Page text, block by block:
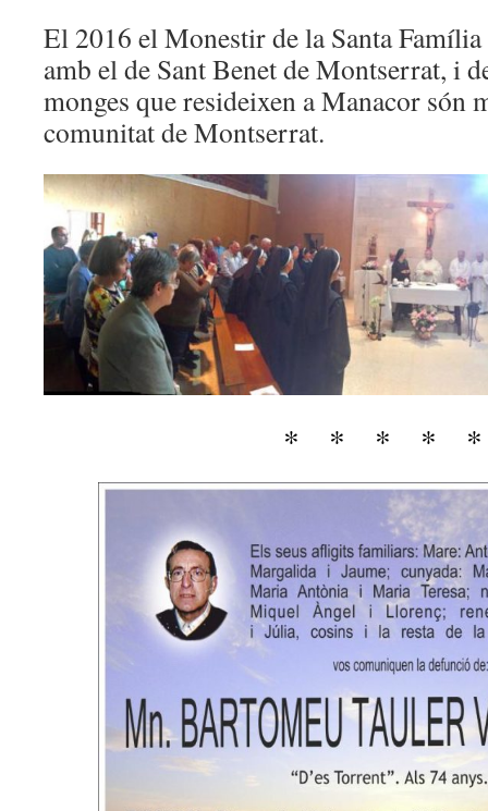
El 2016 el Monestir de la Santa
amb el de Sant Benet de Montserrat, i
monges que resideixen a Manacor són
comunitat de Montserrat.
* * * *